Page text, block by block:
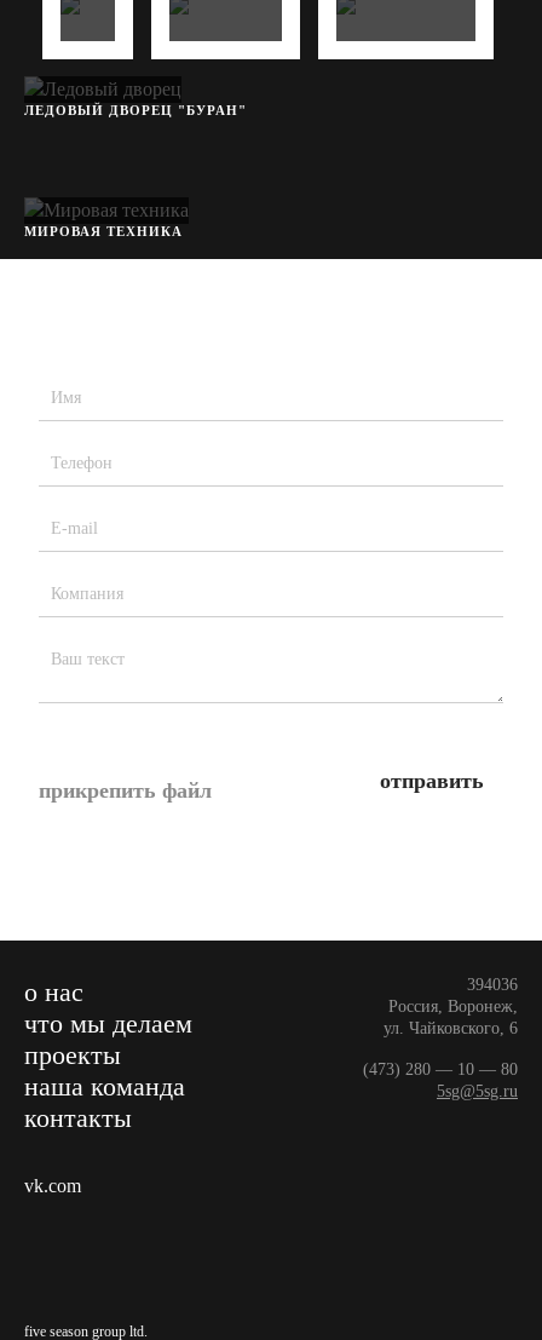
БИЗНЕС
БИЗНЕС
ЛЕДОВЫЙ ДВОРЕЦ "БУРАН"
БИЗНЕС
МИРОВАЯ ТЕХНИКА
отправить
о нас
что мы делаем
проекты
наша команда
контакты
vk.com
five season group ltd.
394036
Россия, Воронеж,
ул. Чайковского, 6
(473) 280 — 10 — 80
5sg@5sg.ru